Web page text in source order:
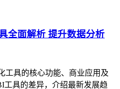
全面解析 提升数据分析
工具的核心功能、商业应用及
工具的差异，介绍最新发展趋